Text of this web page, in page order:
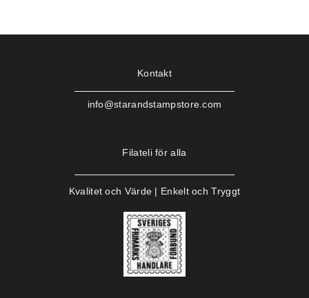
Kontakt
info@starandstampstore.com
Filateli för alla
Kvalitet och Värde | Enkelt och Tryggt